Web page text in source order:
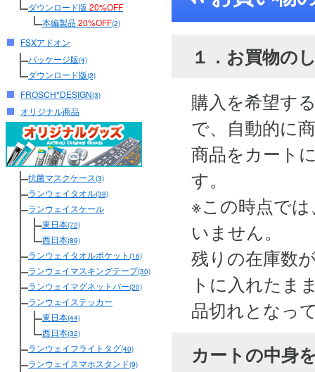
ダウンロード版 20%OFF
本編製品20%OFF(2)
FSXアドオン
パッケージ版(4)
ダウンロード版(2)
FROSCH*DESIGN(3)
オリジナル商品
抗菌マスクケース(3)
ランウェイタオル(38)
ランウェイスケール
東日本(72)
西日本(89)
ランウェイタオルポケット (16)
ランウェイマスキングテープ(30)
ランウェイマグネットバー(20)
ランウェイステッカー
東日本(44)
西日本(32)
ランウェイフライトタグ(40)
ランウェイスマホスタンド(9)
１．お買物の
購入を希望す
で、自動的に
商品をカート
す。
※この時点で
いません。
残りの在庫数
トに入れたま
品切れとなっ
カートの中身